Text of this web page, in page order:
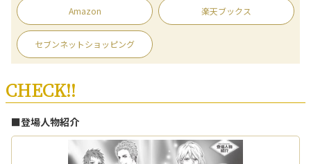
Amazon 楽天ブックス
セブンネットショッピング
CHECK!!
■登場人物紹介